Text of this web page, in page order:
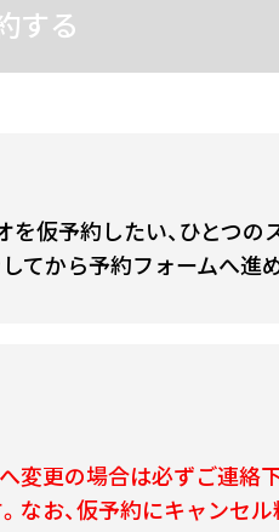
する
を仮予約したい、ひとつ
てから予約フォームへ進
変更の場合は必ずご連絡下
お、仮予約にキャンセル